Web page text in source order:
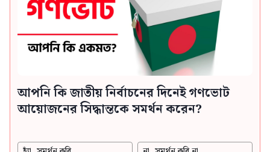
আপনি কি জাতীয় নির্বাচনের দিনেই গণভোট
আয়োজনের সিদ্ধান্তকে সমর্থন করেন?